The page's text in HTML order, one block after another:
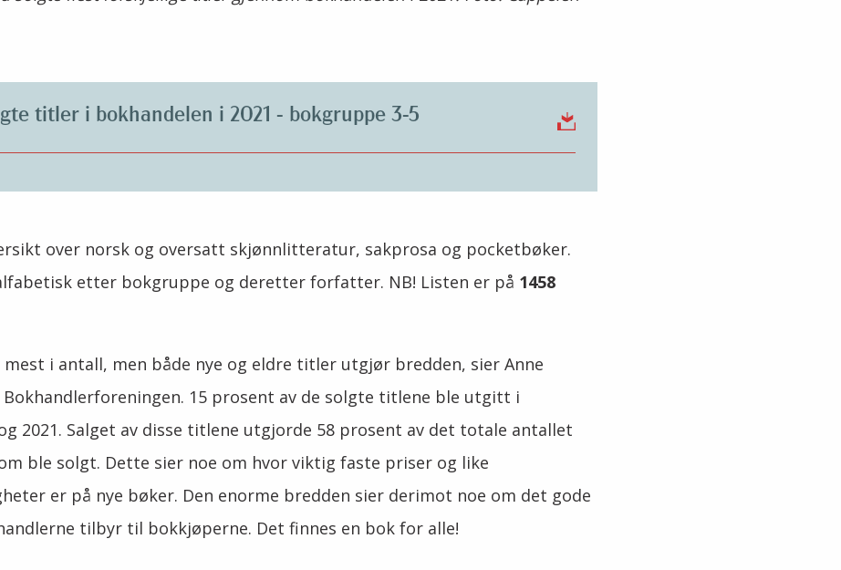
titler i bokhandelen i 2021 - bokgruppe 3-5
over norsk og oversatt skjønnlitteratur, sakprosa og pocketbøker.
etter bokgruppe og deretter forfatter. NB! Listen er på 1458
i antall, men både nye og eldre titler utgjør bredden, sier Anne
15 prosent av de solgte titlene ble utgitt i
2021. Salget av disse titlene utgjorde 58 prosent av det totale antallet
ble solgt. Dette sier noe om hvor viktig faste priser og like
er på nye bøker. Den enorme bredden sier derimot noe om det gode
tilbyr til bokkjøperne. Det finnes en bok for alle!